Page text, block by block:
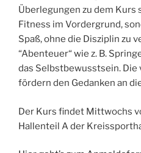
Überlegungen zu dem Kurs
Fitness im Vordergrund,
Spaß, ohne die Disziplin zu
“Abenteuer“ wie z. B.
das Selbstbewusstsein. Die
fördern den Gedanken an
Der Kurs findet Mittwochs
Hallenteil A der